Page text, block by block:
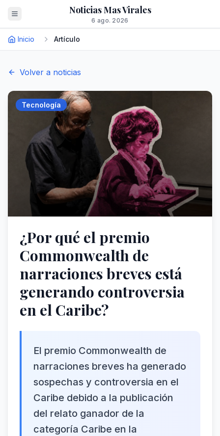
Noticias Mas Virales
6 ago. 2026
Inicio Artículo
Volver a noticias
Tecnología
¿Por qué el premio
Commonwealth de
narraciones breves está
generando controversia
en el Caribe?
El premio Commonwealth de
narraciones breves ha generado
sospechas y controversia en el
Caribe debido a la publicación
del relato ganador de la
categoría Caribe en la